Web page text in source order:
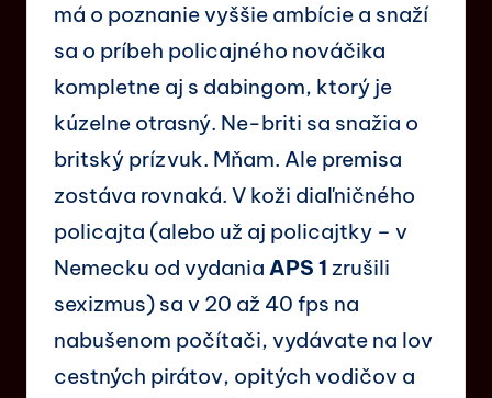
má o poznanie vyššie ambície a snaží
sa o príbeh policajného nováčika
kompletne aj s dabingom, ktorý je
kúzelne otrasný. Ne-briti sa snažia o
britský prízvuk. Mňam. Ale premisa
zostáva rovnaká. V koži diaľničného
policajta (alebo už aj policajtky – v
Nemecku od vydania APS 1 zrušili
sexizmus) sa v 20 až 40 fps na
nabušenom počítači, vydávate na lov
cestných pirátov, opitých vodičov a